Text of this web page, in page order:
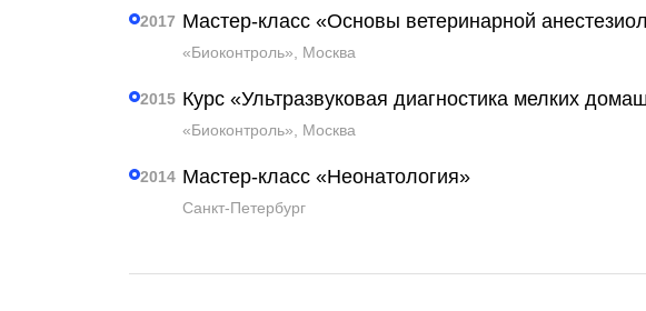
2017 Мастер-класс «Основы ветеринарной
«Биоконтроль», Москва
2015 Курс «Ультразвуковая диагностика мелких
«Биоконтроль», Москва
2014 Мастер-класс «Неонатология»
Санкт-Петербург